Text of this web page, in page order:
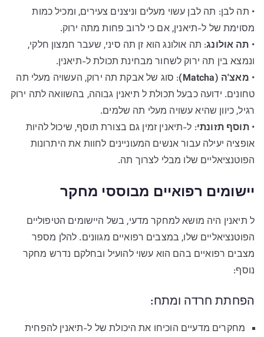
• תה לבן: תה לבן עשוי מעלים וניצנים צעירים, ומכיל כמות
מסוימת של ל-תיאנין, אם כי לרוב פחות מתה ירוק.
• תה אולונג: תה אולונג הוא זן תה סיני, שעבר חמצון חלקי,
ונמצא בין תה ירוק לשחור מבחינת תכולת ל-תיאנין.
• מאצ'ה (Matcha)
: סוג של אבקת תה ירוק, העשויה מעלי תה
טחונים. ידועה כבעל תכולת ל תיאנין גבוהה, בהשוואה לתה ירוק
רגיל, כיוון שהיא עשויה מעלי תה שלמים.
•תוסף תזונתי: ל-תיאנין זמין גם בצורת תוסף, שיכול להיות
אופציה יעילה עבור אנשים המעוניינים לחוות את היתרונות
הפוטנציאליים שלו מבלי לצרוך תה.
יישומים רפואיים מבוססי מחקר
ל תיאנין היה מושא למחקר מדעי, בשל היישומים הטיפוליים
הפוטנציאליים שלו, במצבים רפואיים מגוונים. להלן מספר
מצבים רפואיים בהם הוא עשוי להועיל ובחלקם נדרש מחקר
נוסף:
הפחתת חרדה ומתח:
מחקרים מדעיים הוכיחו את היכולת של ל-תיאנין להפחית